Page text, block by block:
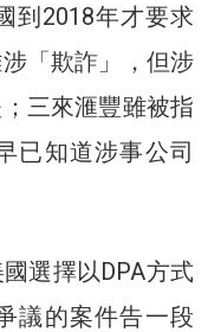
到2018年才要求
「欺詐」，但涉
三來滙豐雖被指
已知道涉事公司
選擇以DPA方式
議的案件告一段